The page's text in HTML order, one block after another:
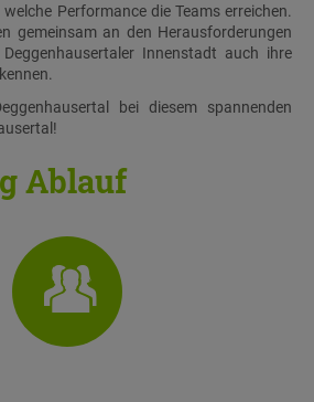
Performance die Teams erreichen.
gemeinsam an den Herausforderungen
Innenstadt auch ihre
bei diesem spannenden
Ablauf